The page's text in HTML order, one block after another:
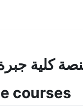
كلية جبرة
courses